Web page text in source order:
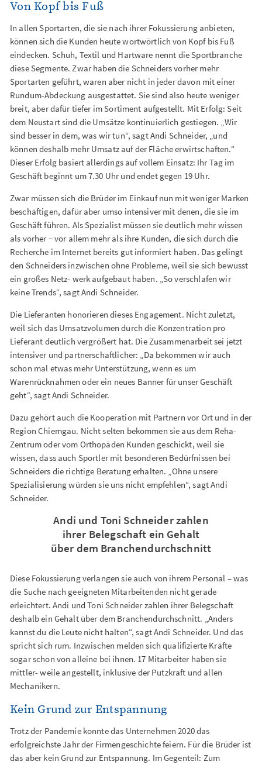
Von Kopf bis Fuß
In allen Sportarten, die sie nach ihrer Fokussierung anbieten,
können sich die Kunden heute wortwörtlich von Kopf bis Fuß
eindecken. Schuh, Textil und Hartware nennt die Sportbranche
diese Segmente. Zwar haben die Schneiders vorher mehr
Sportarten geführt, waren aber nicht in jeder davon mit einer
Rundum-Abdeckung ausgestattet. Sie sind also heute weniger
breit, aber dafür tiefer im Sortiment aufgestellt. Mit Erfolg: Seit
dem Neustart sind die Umsätze kontinuierlich gestiegen. „Wir
sind besser in dem, was wir tun“, sagt Andi Schneider, „und
können deshalb mehr Umsatz auf der Fläche erwirtschaften.“
Dieser Erfolg basiert allerdings auf vollem Einsatz: Ihr Tag im
Geschäft beginnt um 7.30 Uhr und endet gegen 19 Uhr.
Zwar müssen sich die Brüder im Einkauf nun mit weniger Marken
beschäftigen, dafür aber umso intensiver mit denen, die sie im
Geschäft führen. Als Spezialist müssen sie deutlich mehr wissen
als vorher − vor allem mehr als ihre Kunden, die sich durch die
Recherche im Internet bereits gut informiert haben. Das gelingt
den Schneiders inzwischen ohne Probleme, weil sie sich bewusst
ein großes Netz- werk aufgebaut haben. „So verschlafen wir
keine Trends“, sagt Andi Schneider.
Die Lieferanten honorieren dieses Engagement. Nicht zuletzt,
weil sich das Umsatzvolumen durch die Konzentration pro
Lieferant deutlich vergrößert hat. Die Zusammenarbeit sei jetzt
intensiver und partnerschaftlicher: „Da bekommen wir auch
schon mal etwas mehr Unterstützung, wenn es um
Warenrücknahmen oder ein neues Banner für unser Geschäft
geht“, sagt Andi Schneider.
Dazu gehört auch die Kooperation mit Partnern vor Ort und in der
Region Chiemgau. Nicht selten bekommen sie aus dem Reha-
Zentrum oder vom Orthopäden Kunden geschickt, weil sie
wissen, dass auch Sportler mit besonderen Bedürfnissen bei
Schneiders die richtige Beratung erhalten. „Ohne unsere
Spezialisierung würden sie uns nicht empfehlen“, sagt Andi
Schneider.
Andi und Toni Schneider zahlen
ihrer Belegschaft ein Gehalt
über dem Branchendurchschnitt
Diese Fokussierung verlangen sie auch von ihrem Personal – was
die Suche nach geeigneten Mitarbeitenden nicht gerade
erleichtert. Andi und Toni Schneider zahlen ihrer Belegschaft
deshalb ein Gehalt über dem Branchendurchschnitt. „Anders
kannst du die Leute nicht halten“, sagt Andi Schneider. Und das
spricht sich rum. Inzwischen melden sich qualifizierte Kräfte
sogar schon von alleine bei ihnen. 17 Mitarbeiter haben sie
mittler- weile angestellt, inklusive der Putzkraft und allen
Mechanikern.
Kein Grund zur Entspannung
Trotz der Pandemie konnte das Unternehmen 2020 das
erfolgreichste Jahr der Firmengeschichte feiern. Für die Brüder ist
das aber kein Grund zur Entspannung. Im Gegenteil: Zum